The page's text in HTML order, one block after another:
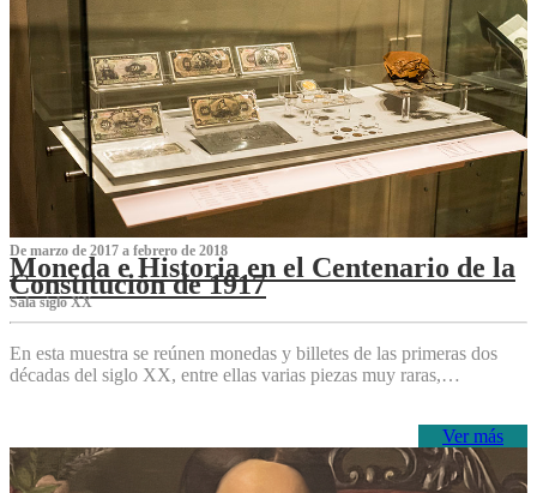
De marzo de 2017 a febrero de 2018
Moneda e Historia en el Centenario de la
Constitución de 1917
Sala siglo XX
En esta muestra se reúnen monedas y billetes de las primeras dos
décadas del siglo XX, entre ellas varias piezas muy raras,…
Ver más